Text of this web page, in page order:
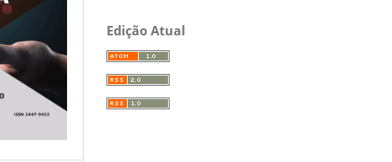
Edição Atual